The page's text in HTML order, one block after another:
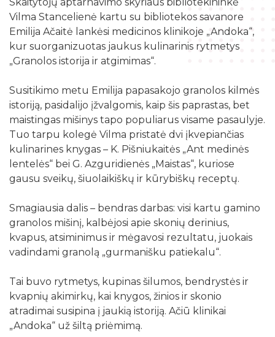
Galvosūkių kambarys
Robotikos užsiėmimai
Ekskursijos
Skaitmeninio raštingumo mokymai
Kūrybinė, inžinerinė ir programavimo įranga
Žaisloteka
Mokamos paslaugos
Žymių datų kalendorius
Bibliografijos rodyklės
Bibliotekos išleisti leidiniai
Šilališkiai Baltijos kelyje
Upynos etnokultūros paveldas
Maršrutai po Šilalės kraštą
Suskaitmenintas kultūros paveldas
Darbo užmokestis
Viešieji pirkimai
Biudžeto suvestinė
Tarnybiniai lengvieji automobiliai
Lėšos veiklai viešinti
Laisvos darbo vietos
Skyriai
Filialai
Struktūra
Šilalės rajono literatų klubas „Versmė“
Vaikų klubas „Nykštukas“
Vilma Stancelienė kartu su bibliotekos savanore
Emilija Ačaitė lankėsi medicinos klinikoje „Andoka“,
kur suorganizuotas jaukus kulinarinis rytmetys
„Granolos istorija ir atgimimas“.
Susitikimo metu Emilija papasakojo granolos kilmės
istoriją, pasidalijo įžvalgomis, kaip šis paprastas, bet
maistingas mišinys tapo populiarus visame pasaulyje.
Tuo tarpu kolegė Vilma pristatė dvi įkvepiančias
kulinarines knygas – K. Pišniukaitės „Ant medinės
lentelės“ bei G. Azguridienės „Maistas“, kuriose
gausu sveikų, šiuolaikiškų ir kūrybiškų receptų.
Smagiausia dalis – bendras darbas: visi kartu gamino
granolos mišinį, kalbėjosi apie skonių derinius,
kvapus, atsiminimus ir mėgavosi rezultatu, juokais
vadindami granolą „gurmanišku patiekalu“.
Tai buvo rytmetys, kupinas šilumos, bendrystės ir
kvapnių akimirkų, kai knygos, žinios ir skonio
atradimai susipina į jaukią istoriją. Ačiū klinikai
„Andoka“ už šiltą priėmimą.